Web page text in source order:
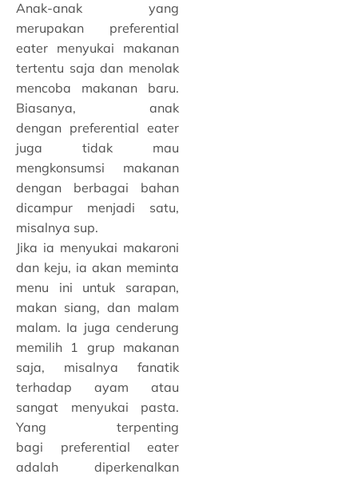
Anak-anak yang
merupakan preferential
eater menyukai makanan
tertentu saja dan menolak
mencoba makanan baru.
Biasanya, anak
dengan preferential eater
juga tidak mau
mengkonsumsi makanan
dengan berbagai bahan
dicampur menjadi satu,
misalnya sup.
Jika ia menyukai makaroni
dan keju, ia akan meminta
menu ini untuk sarapan,
makan siang, dan malam
malam. Ia juga cenderung
memilih 1 grup makanan
saja, misalnya fanatik
terhadap ayam atau
sangat menyukai pasta.
Yang terpenting
bagi preferential eater
adalah diperkenalkan